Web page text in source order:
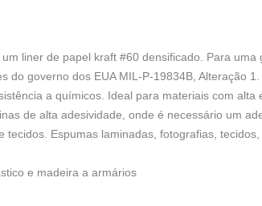
liner de papel kraft #60 densificado. Para
do governo dos EUA MIL-P-19834B, Alteração 1.
a químicos. Ideal para materiais com
de alta adesividade, onde é necessário um
Espumas laminadas, fotografias,
e madeira a armários